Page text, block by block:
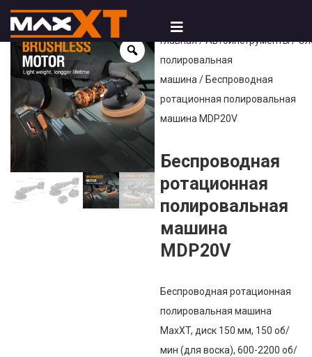
Главная/Автоинструменты/
полировальная
машина / Беспроводная
ротационная полировальная
машина MDP20V
Беспроводная
ротационная
полировальная
машина
MDP20V
Беспроводная ротационная
полировальная машина
MaxXT, диск 150 мм, 150 об/
мин (для воска), 600-2200 об/